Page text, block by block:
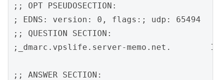
;; OPT PSEUDOSECTION:
; EDNS: version: 0, flags:; udp: 65494
;; QUESTION SECTION:
;_dmarc.vpslife.server-memo.net.	IN	TXT
;; ANSWER SECTION: